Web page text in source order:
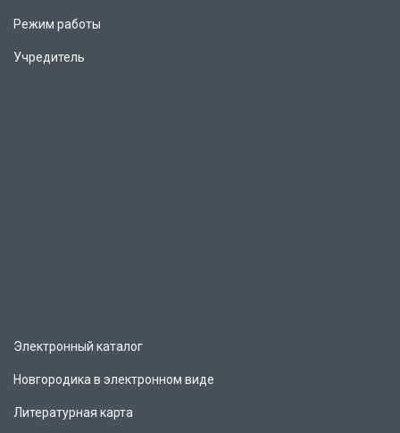
Режим работы
Учредитель
Электронный каталог
Новгородика в электронном виде
Литературная карта